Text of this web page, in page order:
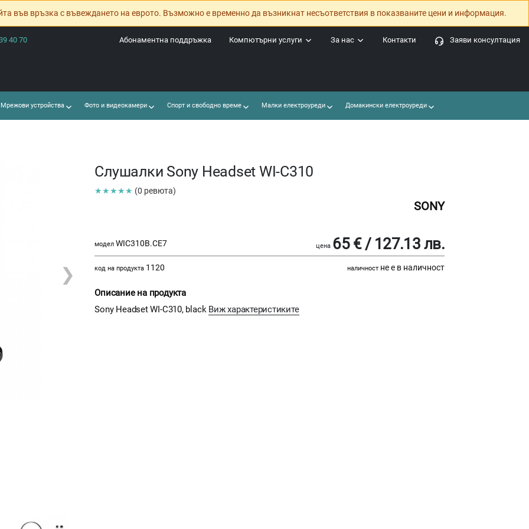
във връзка с въвеждането на еврото. Възможно е временно да възникнат несъответствия в показваните цени и информация.
40 70 Заяви консултация
Контакти
За нас
Компютърни услуги
Абонаментна поддръжка
устройства Фото и видеокамери Спорт и свободно време Малки електроуреди Домакински електроуреди
❯
Слушалки Sony Headset WI-C310
★★★★★ (0 ревюта)
SONY
модел WIC310B.CE7 цена 65 € / 127.13 лв.
код на продукта 1120 наличност не е в наличност
Описание на продукта
Sony Headset WI-C310, black Виж характеристиките